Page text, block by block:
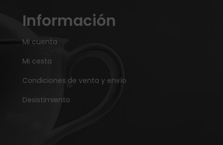
Información
Mi cuenta
Mi cesta
Condiciones de venta y envío
Desistimiento